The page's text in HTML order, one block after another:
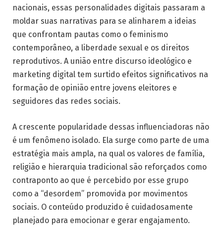
nacionais, essas personalidades digitais passaram a
moldar suas narrativas para se alinharem a ideias
que confrontam pautas como o feminismo
contemporâneo, a liberdade sexual e os direitos
reprodutivos. A união entre discurso ideológico e
marketing digital tem surtido efeitos significativos na
formação de opinião entre jovens eleitores e
seguidores das redes sociais.
A crescente popularidade dessas influenciadoras não
é um fenômeno isolado. Ela surge como parte de uma
estratégia mais ampla, na qual os valores de família,
religião e hierarquia tradicional são reforçados como
contraponto ao que é percebido por esse grupo
como a “desordem” promovida por movimentos
sociais. O conteúdo produzido é cuidadosamente
planejado para emocionar e gerar engajamento.